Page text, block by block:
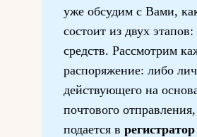
уже обсудим с Вами,
состоит из двух
средств. Рассмотрим
распоряжение: либо
действующего на
почтового
подается в